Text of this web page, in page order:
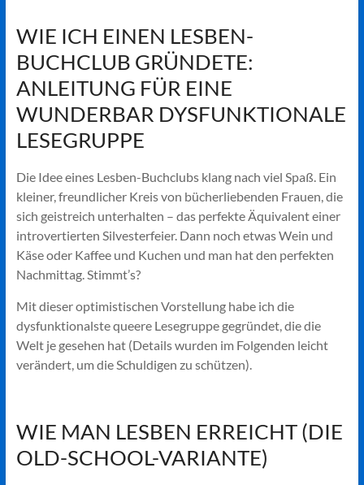
WIE ICH EINEN LESBEN-
BUCHCLUB GRÜNDETE:
ANLEITUNG FÜR EINE
WUNDERBAR DYSFUNKTIONALE
LESEGRUPPE
Die Idee eines Lesben-Buchclubs klang nach viel Spaß. Ein
kleiner, freundlicher Kreis von bücherliebenden Frauen, die
sich geistreich unterhalten – das perfekte Äquivalent einer
introvertierten Silvesterfeier. Dann noch etwas Wein und
Käse oder Kaffee und Kuchen und man hat den perfekten
Nachmittag. Stimmt’s?
Mit dieser optimistischen Vorstellung habe ich die
dysfunktionalste queere Lesegruppe gegründet, die die
Welt je gesehen hat (Details wurden im Folgenden leicht
verändert, um die Schuldigen zu schützen).
WIE MAN LESBEN ERREICHT (DIE
OLD-SCHOOL-VARIANTE)